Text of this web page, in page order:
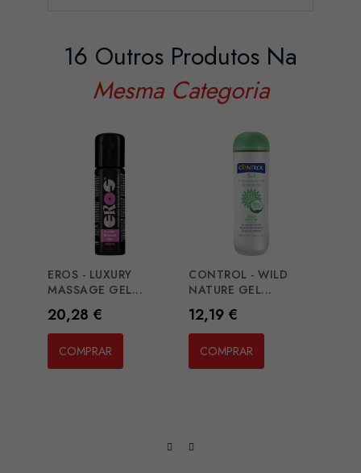
16 Outros Produtos Na
Mesma Categoria
EROS - LUXURY
MASSAGE GEL...
Preço
20,28 €
COMPRAR
CONTROL - WILD
NATURE GEL...
Preço
12,19 €
COMPRAR